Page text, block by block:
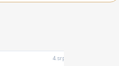
4. srpna